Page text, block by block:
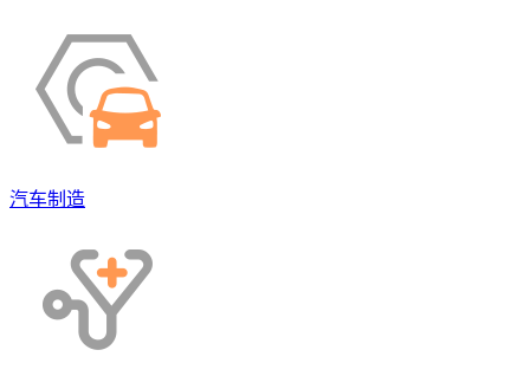
汽车制造